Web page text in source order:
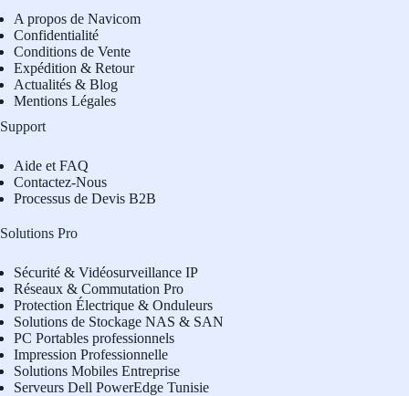
A propos de Navicom
Confidentialité
Conditions de Vente
Expédition & Retour
Actualités & Blog
Mentions Légales
Support
Aide et FAQ
Contactez-Nous
Processus de Devis B2B
Solutions Pro
Sécurité & Vidéosurveillance IP
Réseaux & Commutation Pro
Protection Électrique & Onduleurs
Solutions de Stockage NAS & SAN
PC Portables professionnels
Impression Professionnelle
Solutions Mobiles Entreprise
Serveurs Dell PowerEdge Tunisie